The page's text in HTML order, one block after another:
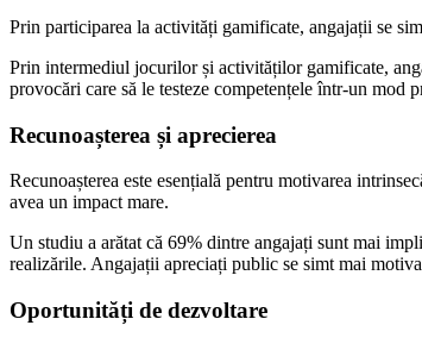
Prin participarea la activități gamificate, angajații se
Prin intermediul jocurilor și activităților gamificate,
provocări care să le testeze competențele într-un mod
Recunoașterea și aprecierea
Recunoașterea este esențială pentru motivarea
avea un impact mare.
Un studiu a arătat că 69% dintre angajați sunt mai
realizările. Angajații apreciați public se simt mai
Oportunități de dezvoltare